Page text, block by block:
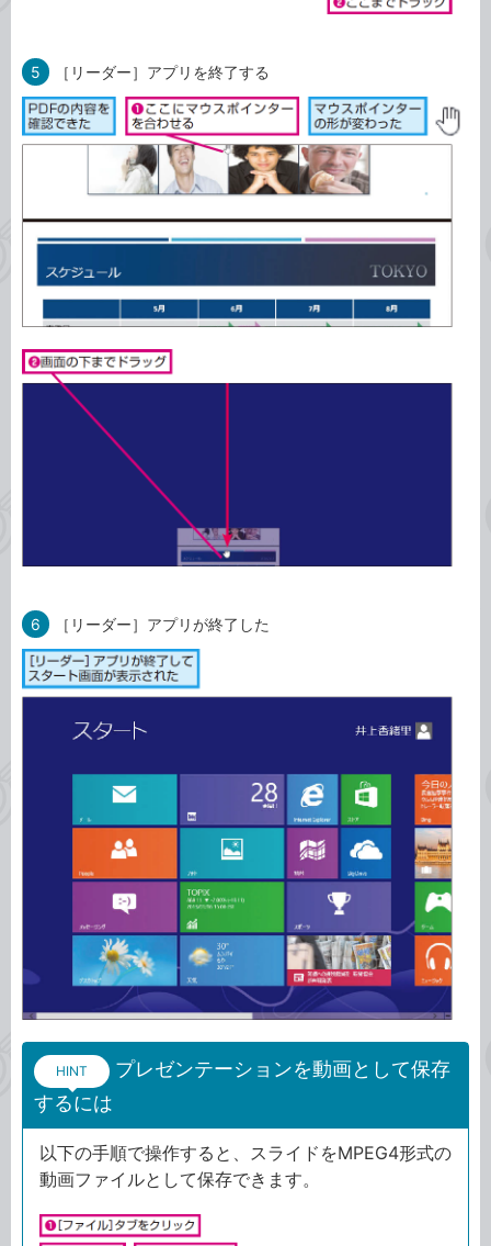
5 ［リーダー］アプリを終了する
6 ［リーダー］アプリが終了した
HINT
プレゼンテーションを動画として保存
するには
以下の手順で操作すると、スライドをMPEG4形式の
動画ファイルとして保存できます。